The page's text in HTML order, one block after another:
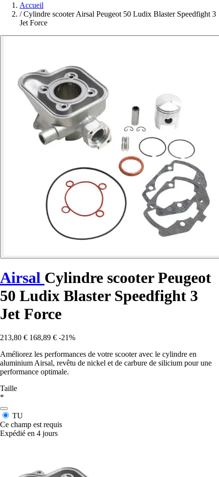
Accueil
/ Cylindre scooter Airsal Peugeot 50 Ludix Blaster Speedfight 3
Jet Force
Airsal Cylindre scooter Peugeot
50 Ludix Blaster Speedfight 3
Jet Force
213,80 € 168,89 € -21%
Améliorez les performances de votre scooter avec le cylindre en
aluminium Airsal, revêtu de nickel et de carbure de silicium pour une
performance optimale.
Taille
*
TU
Ce champ est requis
Expédié en 4 jours